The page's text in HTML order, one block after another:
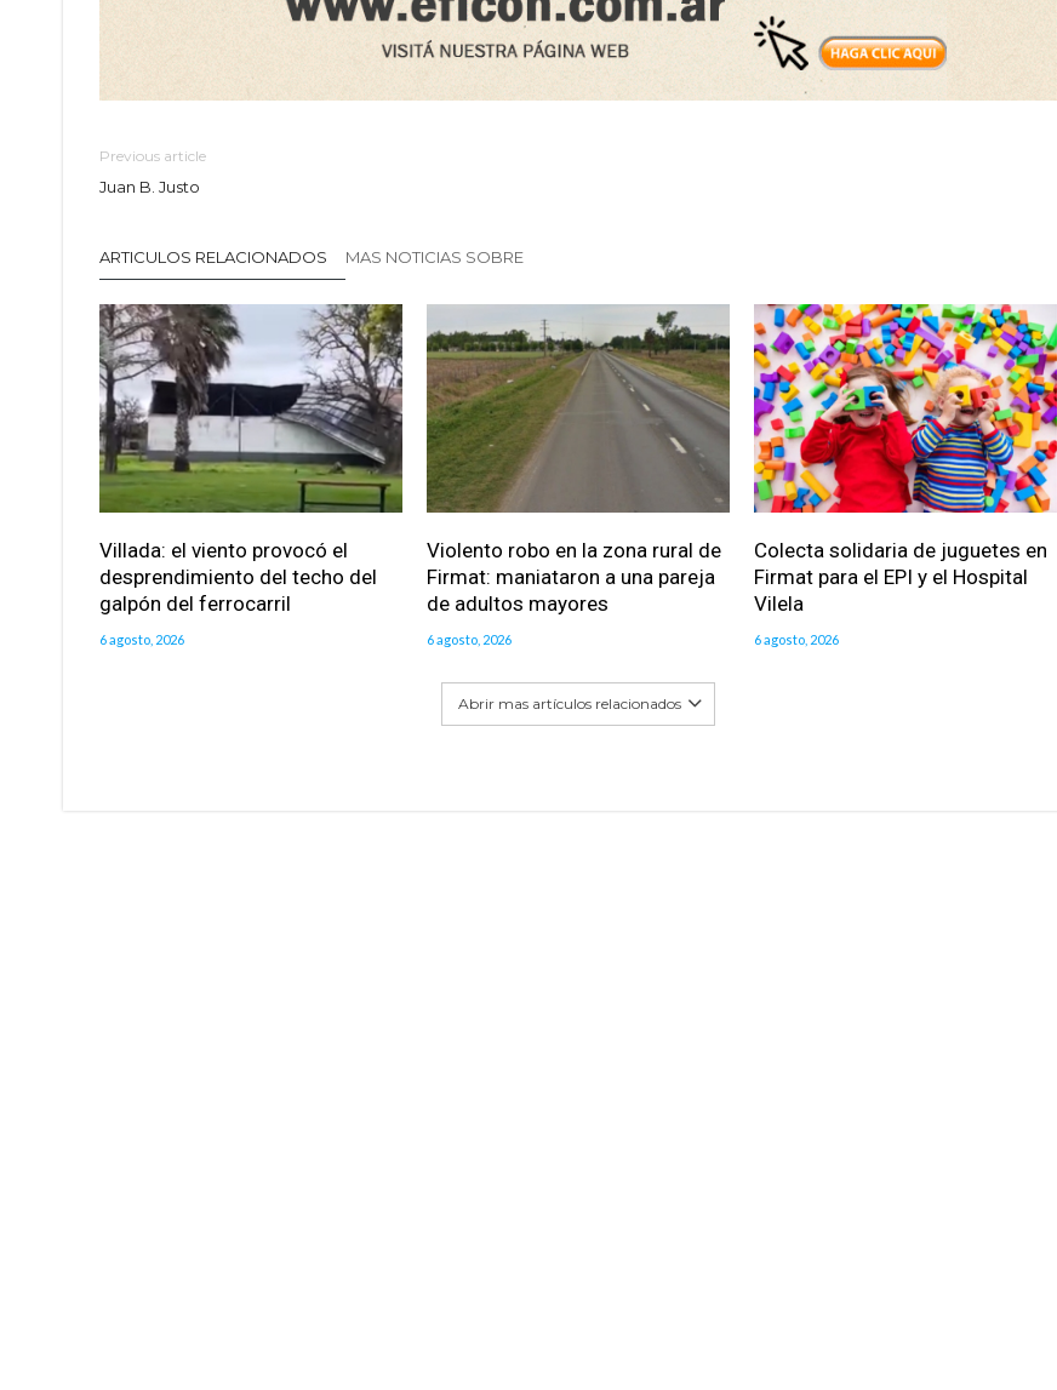
Previous article
Juan B. Justo
ARTICULOS RELACIONADOS MAS NOTICIAS SOBRE
Villada: el viento provocó el
desprendimiento del techo del
galpón del ferrocarril
6 agosto, 2026
Violento robo en la zona rural de
Firmat: maniataron a una pareja
de adultos mayores
6 agosto, 2026
Colecta solidaria de juguetes en
Firmat para el EPI y el Hospital
Vilela
6 agosto, 2026
Abrir mas artículos relacionados